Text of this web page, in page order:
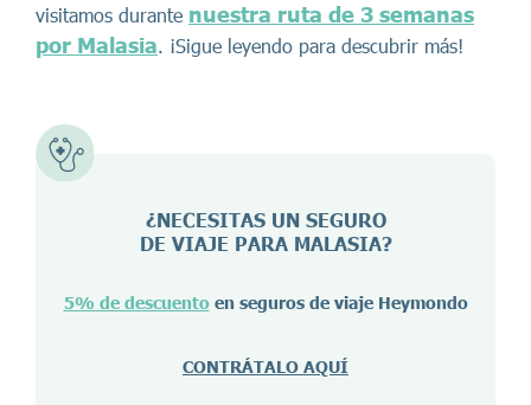
visitamos durante nuestra ruta de 3 semanas
por Malasia. ¡Sigue leyendo para descubrir más!
¿NECESITAS UN SEGURO
DE VIAJE PARA MALASIA?
5% de descuentoen seguros de viaje Heymondo
CONTRÁTALO AQUÍ